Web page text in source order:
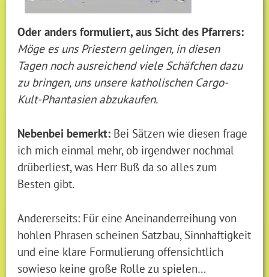
Oder anders formuliert, aus Sicht des Pfarrers:
Möge es uns Priestern gelingen, in diesen
Tagen noch ausreichend viele Schäfchen dazu
zu bringen, uns unsere katholischen Cargo-
Kult-Phantasien abzukaufen.
Nebenbei bemerkt: Bei Sätzen wie diesen frage
ich mich einmal mehr, ob irgendwer nochmal
drüberliest, was Herr Buß da so alles zum
Besten gibt.
Andererseits: Für eine Aneinanderreihung von
hohlen Phrasen scheinen Satzbau, Sinnhaftigkeit
und eine klare Formulierung offensichtlich
sowieso keine große Rolle zu spielen…